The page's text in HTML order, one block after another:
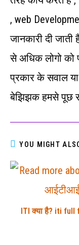
, web
जानकारी दी
से अधिक लोगो को
प्रकार के सवाल
बेझिझक हमसे पूछ
YOU MIGHT
ITI क्या है? iti